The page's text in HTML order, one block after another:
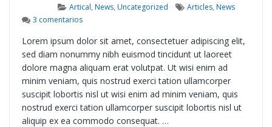
Categories
Artical, News, Uncategorized Tags
Articles, News
3 comentariosen Duis autem vel eum iriure dolor
Lorem ipsum dolor sit amet, consectetuer adipiscing elit,
sed diam nonummy nibh euismod tincidunt ut laoreet
dolore magna aliquam erat volutpat. Ut wisi enim ad
minim veniam, quis nostrud exerci tation ullamcorper
suscipit lobortis nisl ut wisi enim ad minim veniam, quis
nostrud exerci tation ullamcorper suscipit lobortis nisl ut
aliquip ex ea commodo consequat. …